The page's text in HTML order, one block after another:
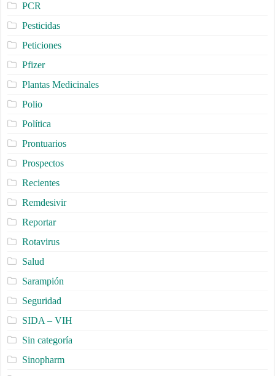
PCR
Pesticidas
Peticiones
Pfizer
Plantas Medicinales
Polio
Política
Prontuarios
Prospectos
Recientes
Remdesivir
Reportar
Rotavirus
Salud
Sarampión
Seguridad
SIDA – VIH
Sin categoría
Sinopharm